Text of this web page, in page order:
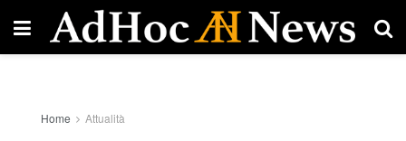
Home Attualità